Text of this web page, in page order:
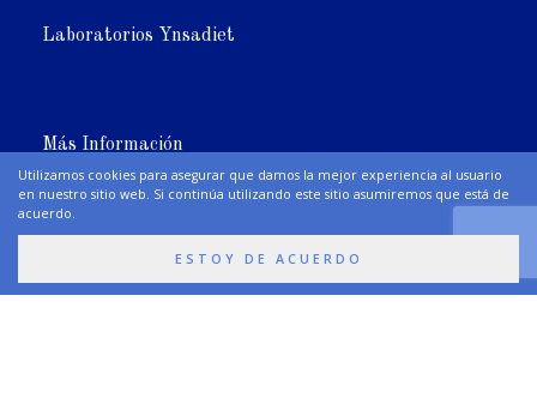
Utilizamos cookies para asegurar que damos la mejor experiencia al usuario
en nuestro sitio web. Si continúa utilizando este sitio asumiremos que está de
acuerdo.
ESTOY DE ACUERDO
Laboratorios Ynsadiet
Más Información